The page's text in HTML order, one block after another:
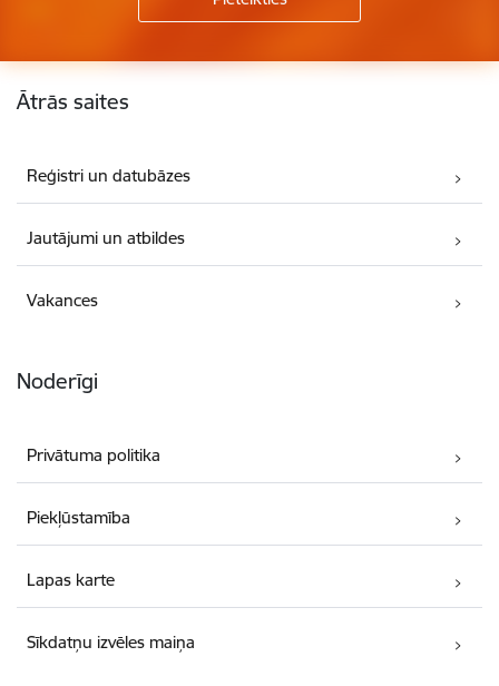
Kājene
Ātrās saites
Reģistri un datubāzes
Jautājumi un atbildes
Vakances
Noderīgi
Privātuma politika
Piekļūstamība
Lapas karte
Sīkdatņu izvēles maiņa